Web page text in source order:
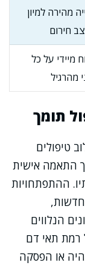
מהירה למיון
חירום
מיידי על כל
מהרגיל
תומך
טיפולים
התאמה אישית
ההתפתחויות
חדשות,
הנלווים
רמת תאי דם
או הפסקה